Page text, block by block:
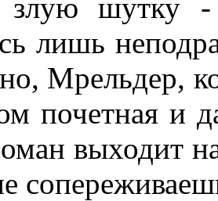
злую шутку -
лишь
Мрельдер,
почетная и
выходит